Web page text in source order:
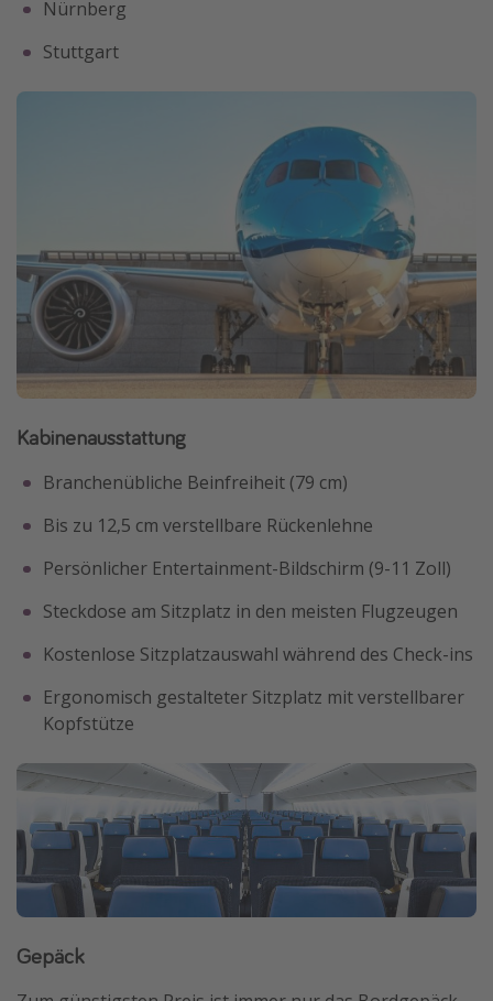
Nürnberg
Stuttgart
Kabinenausstattung
Branchenübliche Beinfreiheit (79 cm)
Bis zu 12,5 cm verstellbare Rückenlehne
Persönlicher Entertainment-Bildschirm (9-11 Zoll)
Steckdose am Sitzplatz in den meisten Flugzeugen
Kostenlose Sitzplatzauswahl während des Check-ins
Ergonomisch gestalteter Sitzplatz mit verstellbarer
Kopfstütze
Gepäck